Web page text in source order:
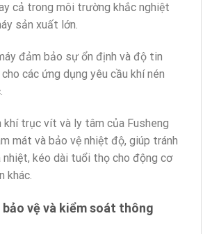
cả trong môi trường khắc nghiệt
sản xuất lớn.
đảm bảo sự ổn định và độ tin
các ứng dụng yêu cầu khí nén
khí trục vít và ly tâm của Fusheng
mát và bảo vệ nhiệt độ, giúp tránh
nhiệt, kéo dài tuổi thọ cho động cơ
khác.
vệ và kiểm soát thông